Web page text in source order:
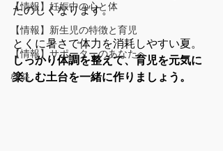
【情報】妊娠中の心と体
【情報】新生児の特徴と育児
【情報】サポーターのあなたへ
啓発
たのしくなります。
とくに暑さで体力を消耗しやすい夏。
しっかり体調を整えて、育児を元気に
楽しむ土台を一緒に作りましょう。